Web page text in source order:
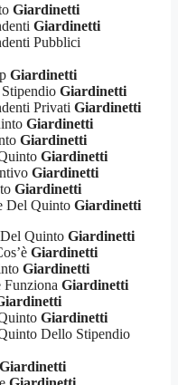
Giardinetti
Giardinetti
Pubblici
Giardinetti
Giardinetti
Privati Giardinetti
Giardinetti
Giardinetti
Giardinetti
Giardinetti
Giardinetti
Del Quinto Giardinetti
Quinto Giardinetti
Giardinetti
Giardinetti
Funziona Giardinetti
Giardinetti
Dello Stipendio
Giardinetti